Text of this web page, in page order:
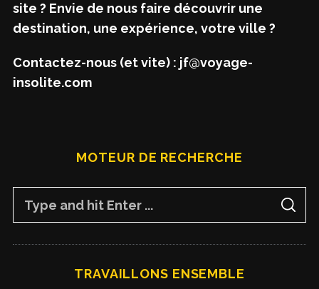
site ? Envie de nous faire découvrir une
destination, une expérience, votre ville ?
Contactez-nous (et vite) : jf@voyage-
insolite.com
MOTEUR DE RECHERCHE
S
A
C
TRAVAILLONS ENSEMBLE